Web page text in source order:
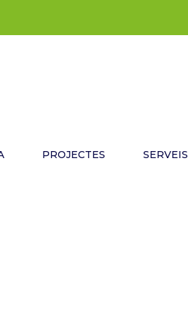
PROJECTES SERVEIS